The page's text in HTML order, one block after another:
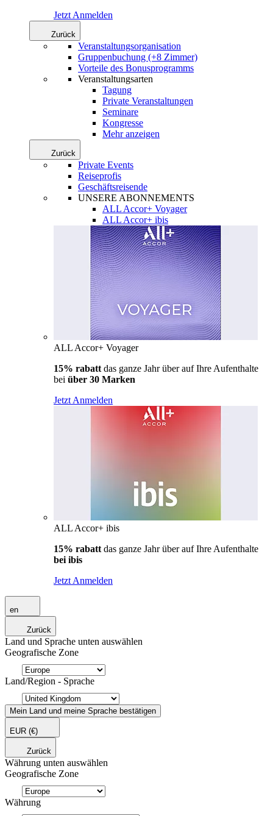
Jetzt Anmelden
Zurück
Veranstaltungsorganisation
Gruppenbuchung (+8 Zimmer)
Vorteile des Bonusprogramms
Veranstaltungsarten
Tagung
Private Veranstaltungen
Seminare
Kongresse
Mehr anzeigen
Zurück
Private Events
Reiseprofis
Geschäftsreisende
UNSERE ABONNEMENTS
ALL Accor+ Voyager
ALL Accor+ ibis
ALL Accor+ Voyager
15% rabatt das ganze Jahr über auf Ihre Aufenthalte
bei über 30 Marken
Jetzt Anmelden
ALL Accor+ ibis
15% rabatt das ganze Jahr über auf Ihre Aufenthalte
bei ibis
Jetzt Anmelden
en
Zurück
Land und Sprache unten auswählen
Geografische Zone
Land/Region - Sprache
Mein Land und meine Sprache bestätigen
EUR (€)
Zurück
Währung unten auswählen
Geografische Zone
Währung